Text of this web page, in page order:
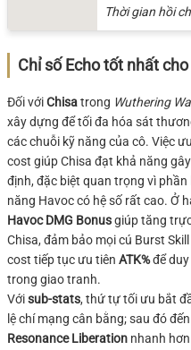
Thời gian hồi
Chỉ số Echo tốt nhất
Đối vớiChisatrong Wuthering
xây dựng để tối đa hóa sát
các chuỗi kỹ năng của cô. Việc
cost giúp Chisa đạt khả năng
định, đặc biệt quan trọng vì
năng Havoc có hệ số rất cao. Ở
Havoc DMG Bonusgiúp tăng
Chisa, đảm bảo mọi cú Burst
cost tiếp tục ưu tiên ATK%để duy
trong giao tranh.
Vớisub-stats, thứ tự tối ưu bắt
lệ chí mạng cân bằng; sau đó đến
Resonance Liberation nhanh